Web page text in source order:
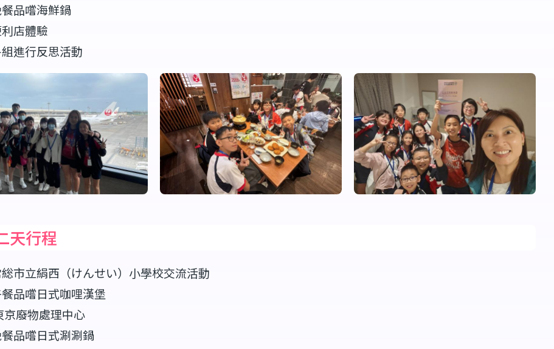
品嚐海鮮鍋
店體驗
進行反思活動
天行程
市立絹西（けんせい）小學校交流活動
品嚐日式咖哩漢堡
京廢物處理中心
品嚐日式涮涮鍋